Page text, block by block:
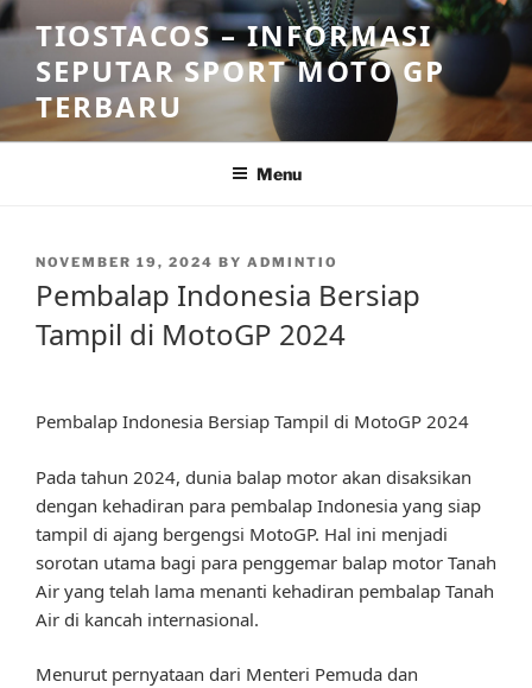
Skip
to
content
TIOSTACOS – INFORMASI
SEPUTAR SPORT MOTO GP
TERBARU
Menu
POSTED
NOVEMBER 19, 2024 BY ADMINTIO
Pembalap Indonesia Bersiap
Tampil di MotoGP 2024
Pembalap Indonesia Bersiap Tampil di MotoGP 2024
Pada tahun 2024, dunia balap motor akan disaksikan
dengan kehadiran para pembalap Indonesia yang siap
tampil di ajang bergengsi MotoGP. Hal ini menjadi
sorotan utama bagi para penggemar balap motor Tanah
Air yang telah lama menanti kehadiran pembalap Tanah
Air di kancah internasional.
Menurut pernyataan dari Menteri Pemuda dan